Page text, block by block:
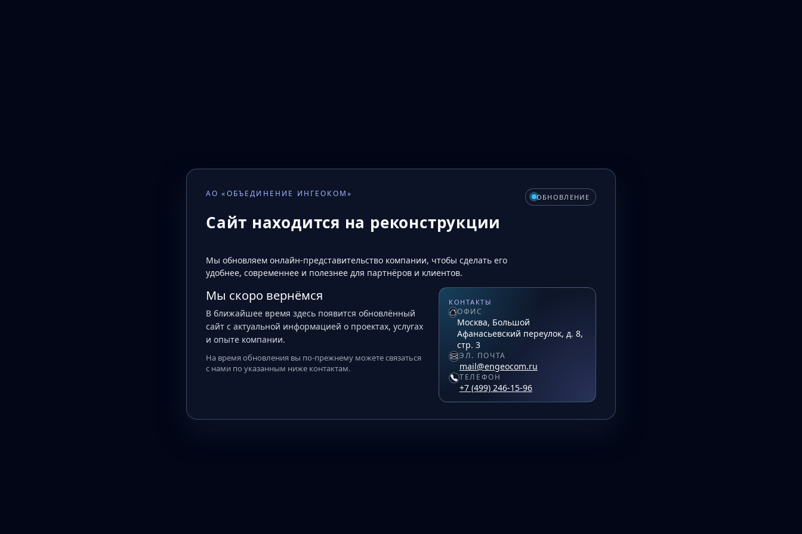
АО «ОБЪЕДИНЕНИЕ ИНГЕОКОМ»
Сайт находится на реконструкции
Мы обновляем онлайн‑представительство компании, чтобы сделать его
удобнее, современнее и полезнее для партнёров и клиентов.
ОБНОВЛЕНИЕ
Мы скоро вернёмся
В ближайшее время здесь появится обновлённый
сайт с актуальной информацией о проектах, услугах
и опыте компании.
На время обновления вы по‑прежнему можете связаться
с нами по указанным ниже контактам.
КОНТАКТЫ
ОФИС
Москва, Большой
Афанасьевский переулок, д. 8,
стр. 3
ЭЛ. ПОЧТА
mail@engeocom.ru
ТЕЛЕФОН
+7 (499) 246‑15‑96